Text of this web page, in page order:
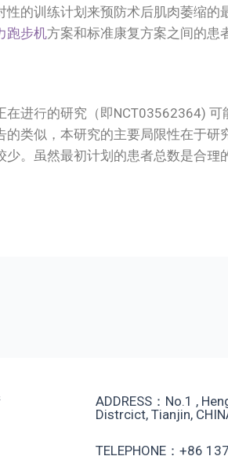
的训练计划来预防术后肌肉萎缩的
跑步机方案和标准康复方案之间的患
在进行的研究（即NCT03562364)
类似，本研究的主要局限性在于研
。虽然最初计划的患者总数是合
ADDRESS：No.1 ,
Distrcict, Tianjin,
TELEPHONE：+86